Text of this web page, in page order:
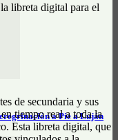
a Pie a Luján
libreta digital para el
de secundaria y sus
tiempo real a toda la
Esta libreta digital, que